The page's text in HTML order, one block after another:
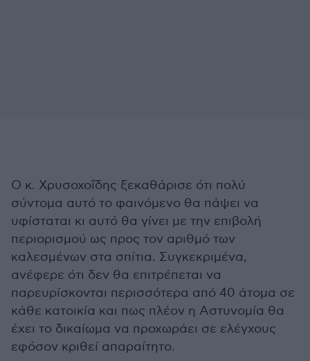
Ο κ. Χρυσοχοΐδης ξεκαθάρισε ότι πολύ
σύντομα αυτό το φαινόμενο θα πάψει να
υφίσταται κι αυτό θα γίνει με την επιβολή
περιορισμού ως προς τον αριθμό των
καλεσμένων στα σπίτια. Συγκεκριμένα,
ανέφερε ότι δεν θα επιτρέπεται να
παρευρίσκονται περισσότερα από 40 άτομα σε
κάθε κατοικία και πως πλέον η Αστυνομία θα
έχει το δικαίωμα να προχωράει σε ελέγχους
εφόσον κριθεί απαραίτητο.